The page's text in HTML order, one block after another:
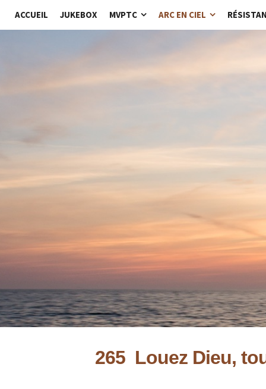
ACCUEIL JUKEBOX MVPTC ARC EN CIEL
265 Louez Dieu,